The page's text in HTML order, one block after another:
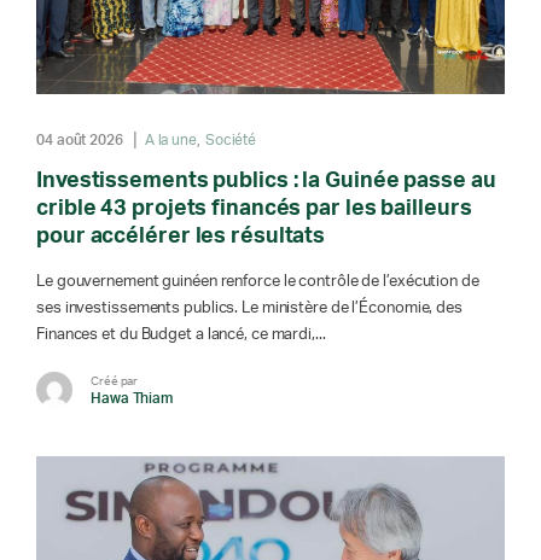
04 août 2026 A la une Société
Investissements publics : la Guinée passe au
crible 43 projets financés par les bailleurs
pour accélérer les résultats
Le gouvernement guinéen renforce le contrôle de l’exécution de
ses investissements publics. Le ministère de l’Économie, des
Finances et du Budget a lancé, ce mardi,...
Créé par
Hawa Thiam